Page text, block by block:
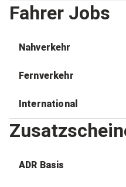
Fahrer Jobs
Nahverkehr
Fernverkehr
International
ADR Basis